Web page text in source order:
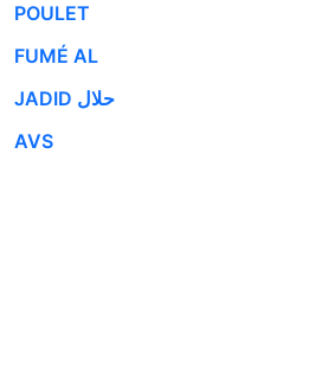
POULET
FUMÉ AL
JADID حلال
AVS